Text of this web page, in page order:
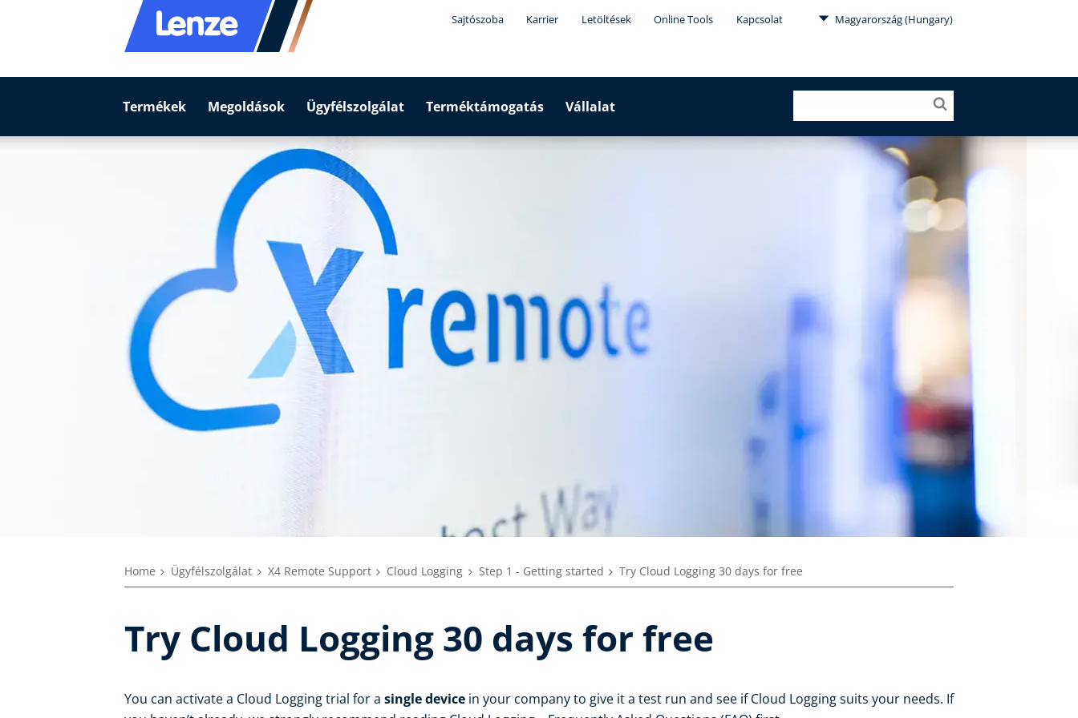
Sajtószoba Karrier Letöltések Online Tools Kapcsolat Magyarország (Hungary)
Termékek Megoldások Ügyfélszolgálat Terméktámogatás Vállalat
Home Ügyfélszolgálat X4 Remote Support Cloud Logging Step 1 - Getting started Try Cloud Logging 30 days for free
Try Cloud Logging 30 days for free
You can activate a Cloud Logging trial for a single device in your company to give it a test run and see if Cloud Logging suits your needs. If